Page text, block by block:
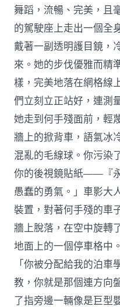
舞蹈，流暢、完美，且
的駕駛座上走出一個全
戴著一副透明護目鏡，
來。她的步伐優雅而精
樣，完美地落在網格線
們立刻立正站好，連測
她走到何手殘面前，輕
牆上的掀背車，語氣冰
混亂的毛線球。你污染
你的後視鏡貼紙——『
愚蠢的勇氣。」車影大
裝置，對著何手殘的車
牆上脫落，在空中旋轉
地面上的一個停車格
「你被分配給我的泊
教，你就是那個連方向
了指旁邊一輛像是巨型